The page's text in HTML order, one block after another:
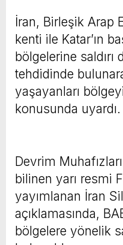
İran, Birleşik Arap
kenti ile Katar’ın
bölgelerine saldırı
tehdidinde
yaşayanları
konusunda uyardı.
Devrim
bilinen yarı resmi
yayımlanan İran
açıklamasında,
bölgelere yönelik